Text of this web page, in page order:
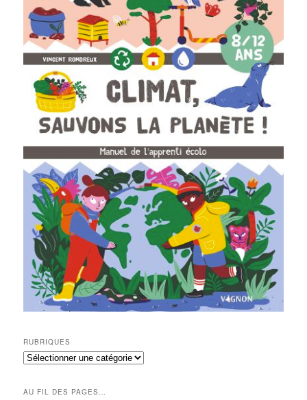
RUBRIQUES
RUBRIQUES
AU FIL DES PAGES…